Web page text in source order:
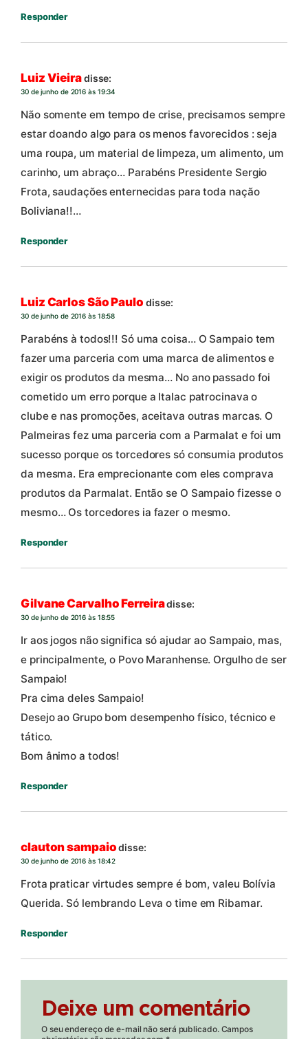
Responder
Luiz Vieiradisse:
30 de junho de 2016 às 19:34
Não somente em tempo de crise, precisamos sempre
estar doando algo para os menos favorecidos : seja
uma roupa, um material de limpeza, um alimento, um
carinho, um abraço… Parabéns Presidente Sergio
Frota, saudações enternecidas para toda nação
Boliviana!!…
Responder
Luiz Carlos São Paulo disse:
30 de junho de 2016 às 18:58
Parabéns à todos!!! Só uma coisa… O Sampaio tem
fazer uma parceria com uma marca de alimentos e
exigir os produtos da mesma… No ano passado foi
cometido um erro porque a Italac patrocinava o
clube e nas promoções, aceitava outras marcas. O
Palmeiras fez uma parceria com a Parmalat e foi um
sucesso porque os torcedores só consumia produtos
da mesma. Era emprecionante com eles comprava
produtos da Parmalat. Então se O Sampaio fizesse o
mesmo… Os torcedores ia fazer o mesmo.
Responder
Gilvane Carvalho Ferreiradisse:
30 de junho de 2016 às 18:55
Ir aos jogos não significa só ajudar ao Sampaio, mas,
e principalmente, o Povo Maranhense. Orgulho de ser
Sampaio!
Pra cima deles Sampaio!
Desejo ao Grupo bom desempenho físico, técnico e
tático.
Bom ânimo a todos!
Responder
clauton sampaio disse:
30 de junho de 2016 às 18:42
Frota praticar virtudes sempre é bom, valeu Bolívia
Querida. Só lembrando Leva o time em Ribamar.
Responder
Deixe um comentário
O seu endereço de e-mail não será publicado. Campos